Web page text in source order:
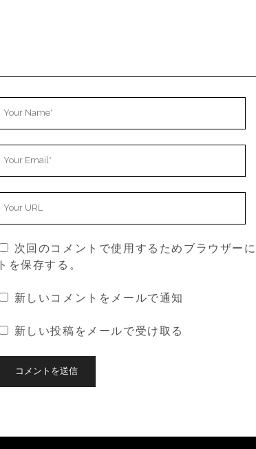
次回のコメントで使用するためブラウザー
トを保存する。
新しいコメントをメールで通知
新しい投稿をメールで受け取る